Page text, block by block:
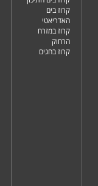
קרוז בים
האדריאטי
קרוז במזרח
הרחוק
קרוז בחגים